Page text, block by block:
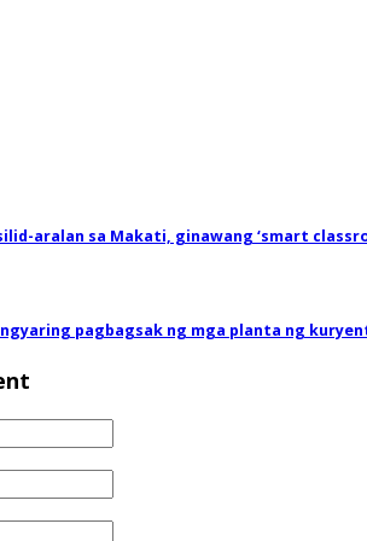
aralan sa Makati, ginawang ‘smart
pagbagsak ng mga planta ng